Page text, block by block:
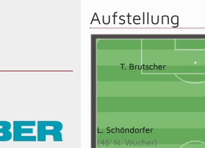
Aufstellung
T. Brutscher
L. Schöndorfer
(46' N. Wucher)